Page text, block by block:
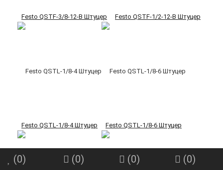
Festo QSTF-3/8-12-B Штуцер Festo QSTF-1/2-12-B Штуцер
Festo QSTL-1/8-4 Штуцер Festo QSTL-1/8-6 Штуцер
(0) (0) (0) (0)